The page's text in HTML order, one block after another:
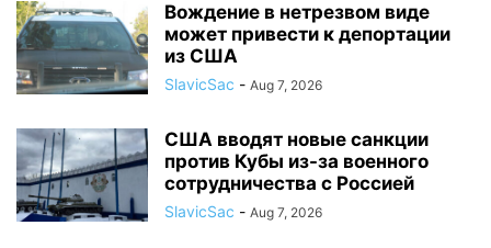
Вождение в нетрезвом виде
может привести к депортации
из США
SlavicSac - Aug 7, 2026
США вводят новые санкции
против Кубы из-за военного
сотрудничества с Россией
SlavicSac - Aug 7, 2026